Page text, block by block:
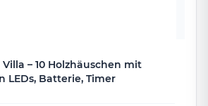
– 10 Holzhäuschen mit
LEDs, Batterie, Timer